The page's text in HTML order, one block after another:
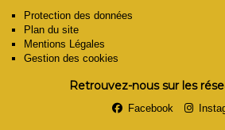
Protection des données
Plan du site
Mentions Légales
Gestion des cookies
Retrouvez-nous sur les
Facebook